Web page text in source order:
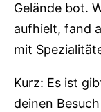
Gelände bot.
aufhielt, fand
mit
Kurz: Es ist
deinen